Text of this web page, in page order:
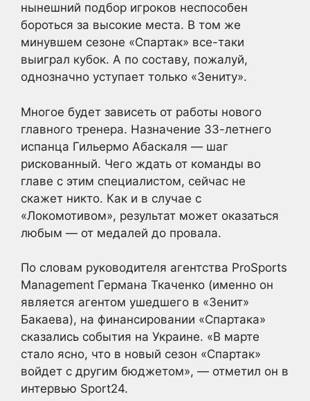
нынешний подбор игроков неспособен
бороться за высокие места. В том же
минувшем сезоне «Спартак» все-таки
выиграл кубок. А по составу, пожалуй,
однозначно уступает только «Зениту».
Многое будет зависеть от работы нового
главного тренера. Назначение 33-летнего
испанца Гильермо Абаскаля — шаг
рискованный. Чего ждать от команды во
главе с этим специалистом, сейчас не
скажет никто. Как и в случае с
«Локомотивом», результат может оказаться
любым — от медалей до провала.
По словам руководителя агентства ProSports
Management Германа Ткаченко (именно он
является агентом ушедшего в «Зенит»
Бакаева), на финансировании «Спартака»
сказались события на Украине. «В марте
стало ясно, что в новый сезон «Спартак»
войдет с другим бюджетом», — отметил он в
интервью Sport24.